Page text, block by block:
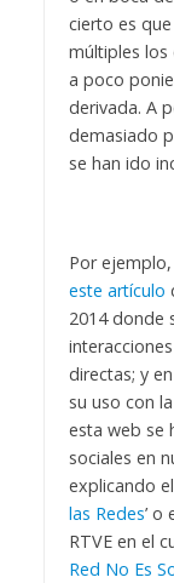
cierto es
múltiples los
a poco
derivada. A
demasiado
se han ido
Por
este artículo
2014 donde
directas; y
su uso con
esta web se
sociales en
explicando
las Redes’ o
RTVE en el
Red No Es